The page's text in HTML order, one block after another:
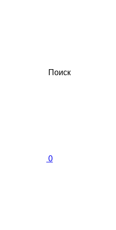
Поиск
0